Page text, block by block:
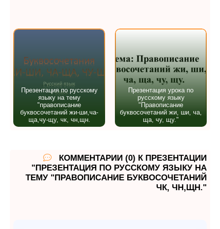
Презентация по русскому
языку на тему
"правописание
буквосочетаний жи-ши,ча-
ща,чу-щу, чк, чн,щн.
Презентация урока по
русскому языку
"Правописание
буквосочетаний жи, ши, ча,
ща, чу, щу."
КОММЕНТАРИИ (0) К ПРЕЗЕНТАЦИИ
"ПРЕЗЕНТАЦИЯ ПО РУССКОМУ ЯЗЫКУ НА
ТЕМУ "ПРАВОПИСАНИЕ БУКВОСОЧЕТАНИЙ
ЧК, ЧН,ЩН."